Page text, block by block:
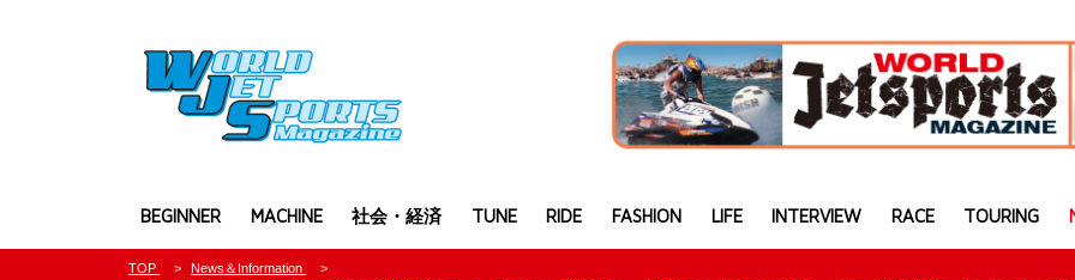
BEGINNER MACHINE 社会・経済 TUNE RIDE FASHION LIFE INTERVIEW RACE TOURING
TOP
News＆Information